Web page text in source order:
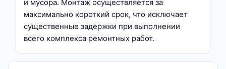
и мусора. Монтаж осуществляется за
максимально короткий срок, что исключает
существенные задержки при выполнении
всего комплекса ремонтных работ.